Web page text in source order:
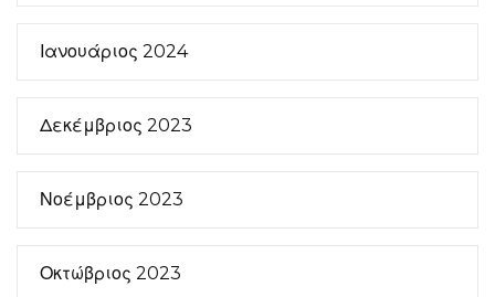
Ιανουάριος 2024
Δεκέμβριος 2023
Νοέμβριος 2023
Οκτώβριος 2023